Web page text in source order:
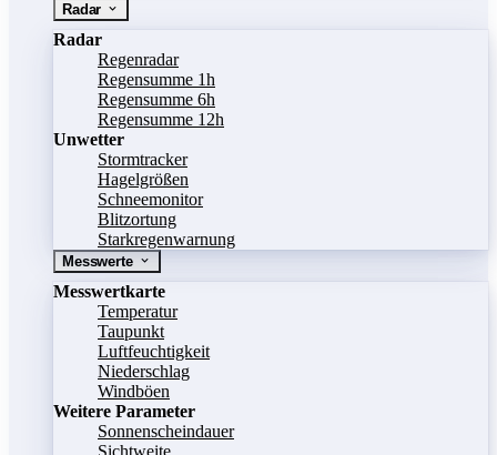
Radar
Radar
Regenradar
Regensumme 1h
Regensumme 6h
Regensumme 12h
Unwetter
Stormtracker
Hagelgrößen
Schneemonitor
Blitzortung
Starkregenwarnung
Messwerte
Messwertkarte
Temperatur
Taupunkt
Luftfeuchtigkeit
Niederschlag
Windböen
Weitere Parameter
Sonnenscheindauer
Sichtweite